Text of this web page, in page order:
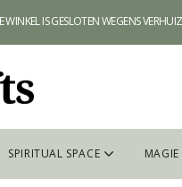
SPIRITUAL SPACE
WINKEL IS GESLOTEN WEGENS